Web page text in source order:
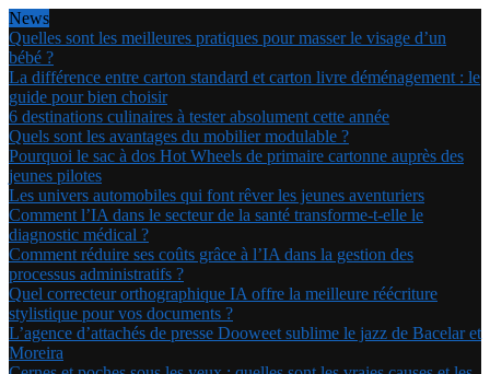
News
Quelles sont les meilleures pratiques pour masser le visage d’un
bébé ?
La différence entre carton standard et carton livre déménagement : le
guide pour bien choisir
6 destinations culinaires à tester absolument cette année
Quels sont les avantages du mobilier modulable ?
Pourquoi le sac à dos Hot Wheels de primaire cartonne auprès des
jeunes pilotes
Les univers automobiles qui font rêver les jeunes aventuriers
Comment l’IA dans le secteur de la santé transforme-t-elle le
diagnostic médical ?
Comment réduire ses coûts grâce à l’IA dans la gestion des
processus administratifs ?
Quel correcteur orthographique IA offre la meilleure réécriture
stylistique pour vos documents ?
L’agence d’attachés de presse Dooweet sublime le jazz de Bacelar et
Moreira